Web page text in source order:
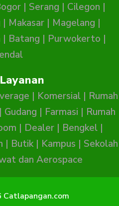
| Serang | Cilegon |
| Makasar | Magelang |
| Batang | Purwokerto |
| Komersial | Rumah
Gudang | Farmasi | Rumah
| Dealer| Bengkel|
| Butik| Kampus | Sekolah
dan Aerospace